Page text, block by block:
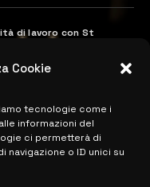
Cookie
tecnologie come i
informazioni del
ci permetterà di
o ID unici su
di lavoro con St